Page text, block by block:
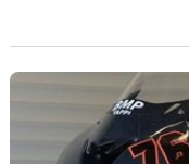
une prestation si
des qualifications, il a
s’élancera finalement
Grande Bretagne en
qualité de son